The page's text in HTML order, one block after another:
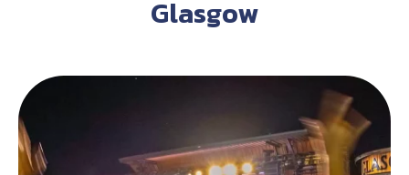
Glasgow